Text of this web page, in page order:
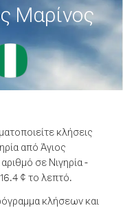
Μαρίνος
κλήσεις
από Άγιος
σε Νιγηρία -
¢ το λεπτό.
κλήσεων και